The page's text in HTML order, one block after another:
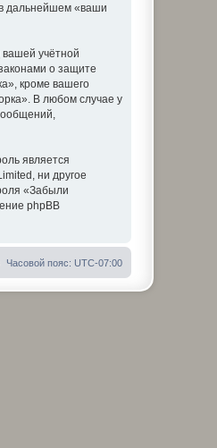
дальнейшем «ваши
учётной
о защите
кроме вашего
В любом случае у
является
ни другое
«Забыли
phpBB
Часовой пояс: UTC-07:00